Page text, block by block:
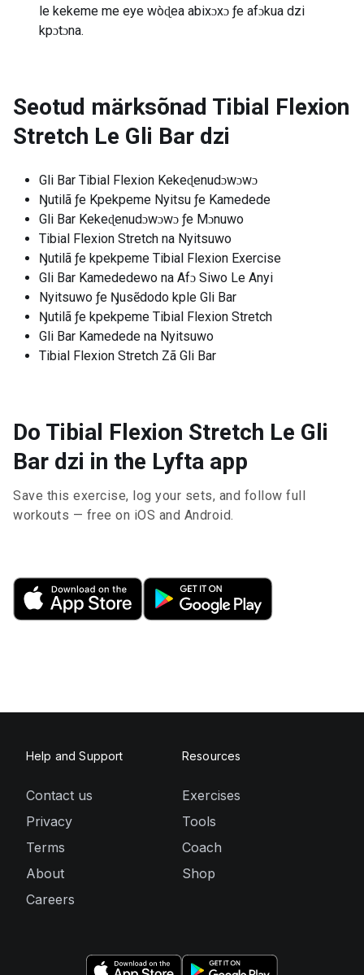
le kekeme me eye wòɖea abixɔxɔ ƒe afɔkua dzi
kpɔtɔna.
Seotud märksõnad Tibial Flexion
Stretch Le Gli Bar dzi
Gli Bar Tibial Flexion Kekeɖenudɔwɔwɔ
Ŋutilã ƒe Kpekpeme Nyitsu ƒe Kamedede
Gli Bar Kekeɖenudɔwɔwɔ ƒe Mɔnuwo
Tibial Flexion Stretch na Nyitsuwo
Ŋutilã ƒe kpekpeme Tibial Flexion Exercise
Gli Bar Kamededewo na Afɔ Siwo Le Anyi
Nyitsuwo ƒe Ŋusẽdodo kple Gli Bar
Ŋutilã ƒe kpekpeme Tibial Flexion Stretch
Gli Bar Kamedede na Nyitsuwo
Tibial Flexion Stretch Zã Gli Bar
Do Tibial Flexion Stretch Le Gli
Bar dzi in the Lyfta app
Save this exercise, log your sets, and follow full
workouts — free on iOS and Android.
Help and Support
Contact us
Privacy
Terms
About
Careers
Resources
Exercises
Tools
Coach
Shop